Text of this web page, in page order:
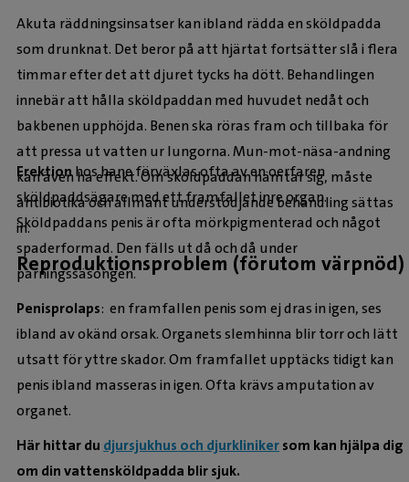
Akuta räddningsinsatser kan ibland rädda en sköldpadda
som drunknat. Det beror på att hjärtat fortsätter slå i flera
timmar efter det att djuret tycks ha dött. Behandlingen
innebär att hålla sköldpaddan med huvudet nedåt och
bakbenen upphöjda. Benen ska röras fram och tillbaka för
att pressa ut vatten ur lungorna. Mun-mot-näsa-andning
kan även ha effekt. Om sköldpaddan hämtar sig, måste
antibiotika och allmänt understödjande behandling sättas
in.
Reproduktionsproblem (förutom värpnöd)
Erektionhos hane förväxlas ofta av en oerfaren
sköldpaddsägare med ett framfallet inre organ.
Sköldpaddans penis är ofta mörkpigmenterad och något
spaderformad. Den fälls ut då och då under
parningssäsongen.
Penisprolaps: en framfallen penis som ej dras in igen, ses
ibland av okänd orsak. Organets slemhinna blir torr och lätt
utsatt för yttre skador. Om framfallet upptäcks tidigt kan
penis ibland masseras in igen. Ofta krävs amputation av
organet.
Här hittar du djursjukhus och djurklinikersom kan hjälpa dig
om din vattensköldpadda blir sjuk.